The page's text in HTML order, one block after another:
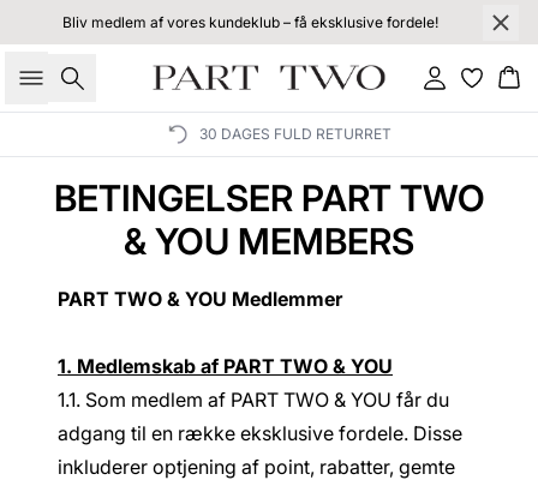
Bliv medlem af vores kundeklub – få eksklusive fordele!
Søg Log ind
30 DAGES FULD RETURRET
BETINGELSER PART TWO
& YOU MEMBERS
PART TWO & YOU Medlemmer
1. Medlemskab af PART TWO & YOU
1.1. Som medlem af PART TWO & YOU får du
adgang til en række eksklusive fordele. Disse
inkluderer optjening af point, rabatter, gemte